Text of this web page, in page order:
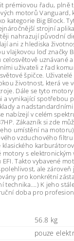
prémiovou řadu, plně
motorů Vanguard,
kategorie Big Block.
strojní
nahrazují původní
ani z hlediska
vlajkovou loď značky
uznávané
uživateli z řad
špičce.
životnost, která ve
Dále se tyto
a vynikající spotřebou
a
nabízejí v celém
Zákazník si zde
umístění na
vzduchového
s elektronickým
Takto vybavené
ale
pro konkrétní
technika….) K jeho
doba pro
56.8 kg
pouze